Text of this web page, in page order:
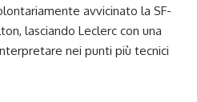
avvicinato la SF-
lasciando Leclerc con una
nei punti più tecnici